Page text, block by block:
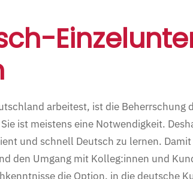
arbeitest, ist die Beherrschung
ist meistens eine Notwendigkeit.
und schnell Deutsch zu lernen.
den Umgang mit Kolleg:innen und
die Option, in die deutsche